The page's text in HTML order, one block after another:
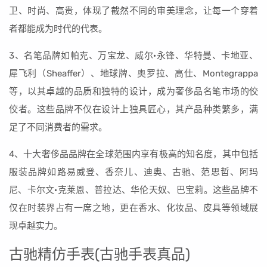
卫、时尚、高贵，体现了截然不同的审美理念，让每一个穿着
者都能成为时代的代表。
3、名笔品牌如帕克、万宝龙、威尔·永锋、华特曼、卡地亚、
犀飞利（Sheaffer）、地球牌、奥罗拉、高仕、Montegrappa
等，以其卓越的品质和独特的设计，成为奢侈品名笔市场的佼
佼者。这些品牌不仅在设计上独具匠心，其产品种类繁多，满
足了不同消费者的需求。
4、十大奢侈品品牌在全球范围内享有极高的知名度，其中包括
服装品牌如路易威登、香奈儿、迪奥、古驰、范思哲、阿玛
尼、卡尔文·克莱恩、普拉达、华伦天奴、巴宝莉。这些品牌不
仅在时装界占有一席之地，更在香水、化妆品、皮具等领域展
现卓越实力。
古驰精仿手表(古驰手表真品)